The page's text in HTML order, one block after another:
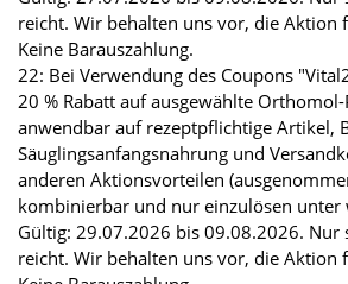
reicht. Wir behalten uns vor, die Aktion
Keine Barauszahlung.
22: Bei Verwendung des Coupons
20 % Rabatt auf ausgewählte
anwendbar auf rezeptpflichtige Artikel,
Säuglingsanfangsnahrung und
anderen Aktionsvorteilen
kombinierbar und nur einzulösen unter
Gültig: 29.07.2026 bis 09.08.2026. Nur
reicht. Wir behalten uns vor, die Aktion